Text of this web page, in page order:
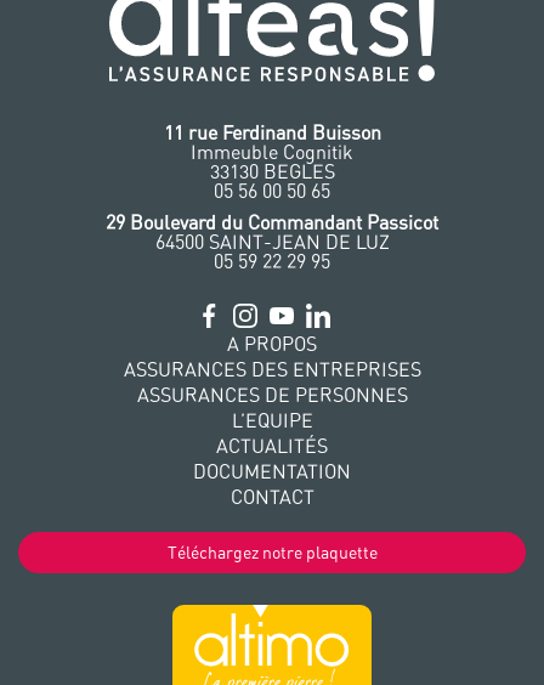
11 rue Ferdinand Buisson
Immeuble Cognitik
33130 BEGLES
‭05 56 00 50 65
‭29 Boulevard du Commandant Passicot
64500 SAINT-JEAN DE LUZ
05 59 22 29 95
A PROPOS
ASSURANCES DES ENTREPRISES
ASSURANCES DE PERSONNES
L’EQUIPE
ACTUALITÉS
DOCUMENTATION
CONTACT
Téléchargez notre plaquette